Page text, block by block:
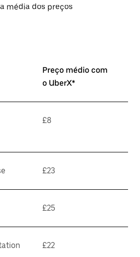
média dos preços
Preço médio com
o UberX*
£8
£23
£25
£22